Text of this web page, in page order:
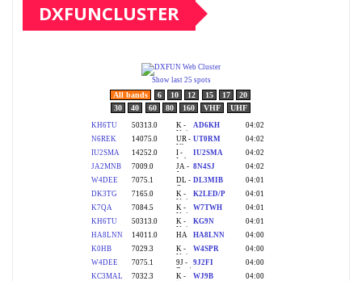
DXFUNCLUSTER